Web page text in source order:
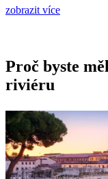
zobrazit více
Proč byste
riviéru